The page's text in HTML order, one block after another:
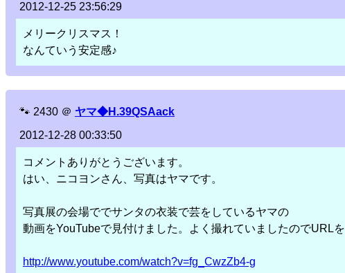
2012-12-25 23:56:29
メリークリスマス！
なんていう安定感♪
🐾 2430 ＠ ヤマ◆H.39QSAack
2012-12-28 00:33:50
コメントありがとうございます。
はい、ニコヨンさん、写真はヤマです。
写真展の会場ででサンタの衣装で芸をしているヤマの
動画をYouTubeで見付けました。よく撮れていましたのでURLを
http://www.youtube.com/watch?v=fg_CwzZb4-g